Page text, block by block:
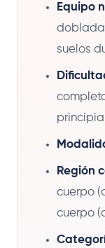
Equipo
doblada
suelos
Región
cuerpo
cuerpo